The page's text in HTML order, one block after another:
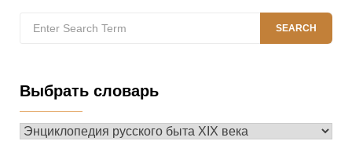
for:
SEARCH
Выбрать словарь
Выбрать